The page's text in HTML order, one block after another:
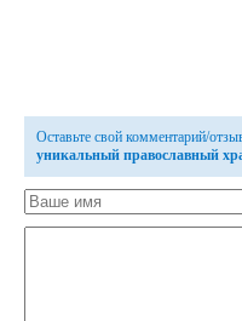
Оставьте свой комментарий/
уникальный православный